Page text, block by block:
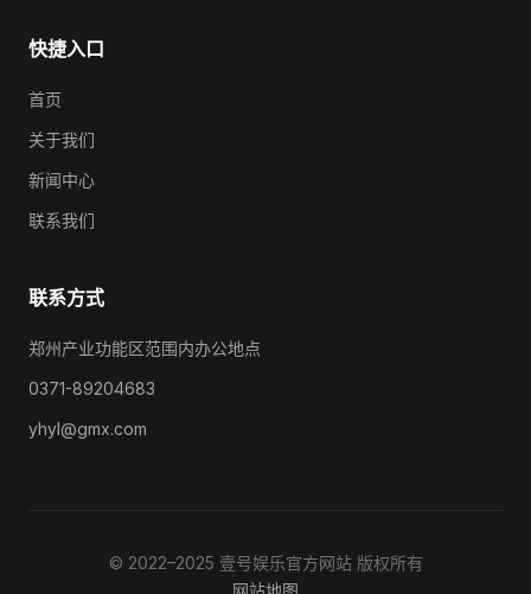
快捷入口
首页
关于我们
新闻中心
联系我们
联系方式
郑州产业功能区范围内办公地点
0371-89204683
yhyl@gmx.com
© 2022–2025 壹号娱乐官方网站 版权所有
网站地图